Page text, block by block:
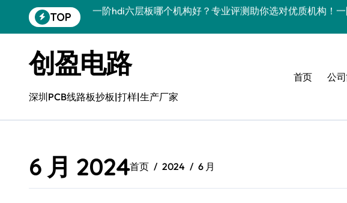
到
TOP
口碑好的10层任意互连HDI板诚信企业 | 专业多层HDI任意
好用的HDI盲埋孔板推荐：专业品质，值得信赖 | HDI盲埋孔
HDI盲埋孔板，揭秘靠谱之选，优质HDI盲埋孔板推荐
好用的八层二阶HDI电路板生产厂家 | 专业定制高品质PCB |
靠谱的八层二阶HDI电路板厂家排名 | 专业品质，值得信赖 |
创盈电路
深圳PCB线路板抄板|打样|生产厂家
首页 公
6 月 2024首页 2024 6 月